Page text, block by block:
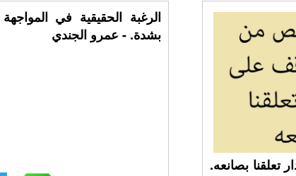
الرغبة الحقيقية في
بشدة. - عمرو الجندي
تعلقنا بصانعه.